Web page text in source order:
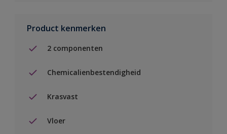
Product kenmerken
2 componenten
Chemicalienbestendigheid
Krasvast
Vloer